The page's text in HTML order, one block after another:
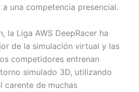
una competencia presencial.
la Liga AWS DeepRacer ha
de la simulación virtual y las
competidores entrenan
simulado 3D, utilizando
carente de muchas